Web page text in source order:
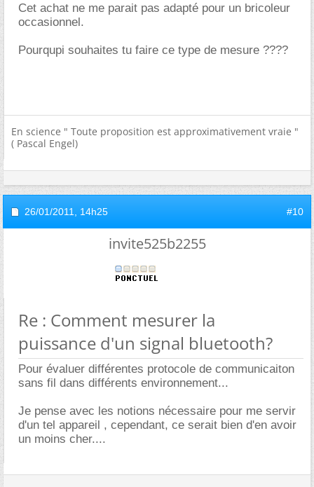
Cet achat ne me parait pas adapté pour un bricoleur
occasionnel.
Pourqupi souhaites tu faire ce type de mesure ????
En science " Toute proposition est approximativement vraie "
( Pascal Engel)
26/01/2011, 14h25 #10
invite525b2255
Re : Comment mesurer la
puissance d'un signal bluetooth?
Pour évaluer différentes protocole de communicaiton
sans fil dans différents environnement...
Je pense avec les notions nécessaire pour me servir
d'un tel appareil , cependant, ce serait bien d'en avoir
un moins cher....